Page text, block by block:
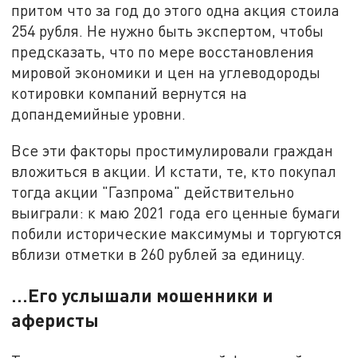
притом что за год до этого одна акция стоила
254 рубля. Не нужно быть экспертом, чтобы
предсказать, что по мере восстановления
мировой экономики и цен на углеводороды
котировки компаний вернутся на
допандемийные уровни.
Все эти факторы простимулировали граждан
вложиться в акции. И кстати, те, кто покупал
тогда акции "Газпрома" действительно
выиграли: к маю 2021 года его ценные бумаги
побили исторические максимумы и торгуются
вблизи отметки в 260 рублей за единицу.
…Его услышали мошенники и
аферисты